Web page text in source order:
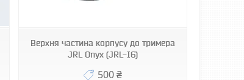
Верхня частина корпусу до тримера
JRL Onyx (JRL-I6)
500 ₴